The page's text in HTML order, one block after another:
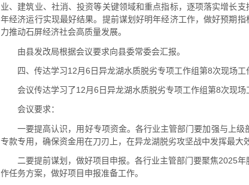
业、建筑业、社消、投资等关键领域和重点指标，逐项落实增长
年经济运行实现最好结果。提前谋划好明年经济工作，做好预期
力推动石屏经济社会高质量发展。
由县发改局根据会议要求向县委常委会汇报。
四、传达学习12月6日异龙湖水质脱劣专项工作组第8次现场
会议传达学习了12月6日异龙湖水质脱劣专项工作组第8次现场
会议要求：
一要提高认识，用好专项资金。各行业主管部门要加强与上
专款专用，确保资金用在刀刃上，在异龙湖脱劣攻坚战中发挥最大
二要提前谋划，做好项目申报。各行业主管部门要聚焦2025
作任务方案，做好项目申报准备工作。